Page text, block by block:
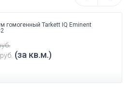
гомогенный Tarkett IQ Eminent
руб. (за кв.м.)